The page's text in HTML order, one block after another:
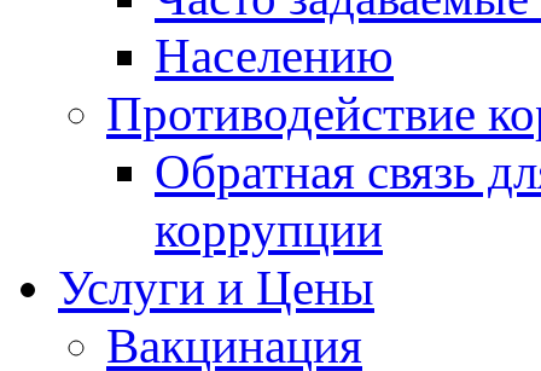
Населению
Противодействие
Обратная связь
коррупции
Услуги и Цены
Вакцинация